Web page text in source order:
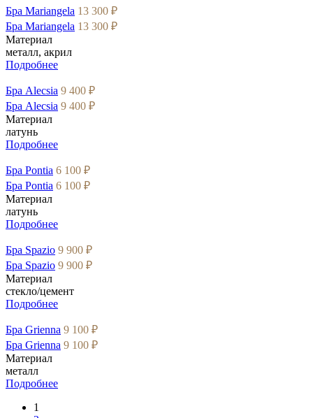
Бра Mariangela 13 300 ₽
Бра Mariangela 13 300 ₽
Материал
металл, акрил
Подробнее
Бра Alecsia 9 400 ₽
Бра Alecsia 9 400 ₽
Материал
латунь
Подробнее
Бра Pontia 6 100 ₽
Бра Pontia 6 100 ₽
Материал
латунь
Подробнее
Бра Spazio 9 900 ₽
Бра Spazio 9 900 ₽
Материал
стекло/цемент
Подробнее
Бра Grienna 9 100 ₽
Бра Grienna 9 100 ₽
Материал
металл
Подробнее
1